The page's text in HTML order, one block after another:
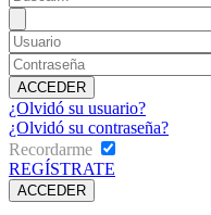
¿Olvidó su usuario?
¿Olvidó su contraseña?
Recordarme
REGÍSTRATE